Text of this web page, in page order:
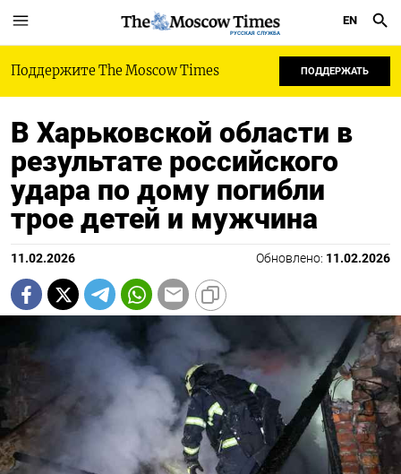
РУССКАЯ СЛУЖБА
EN
Поддержите The Moscow Times ПОДДЕРЖАТЬ
В Харьковской области в
результате российского
удара по дому погибли
трое детей и мужчина
11.02.2026 Обновлено: 11.02.2026